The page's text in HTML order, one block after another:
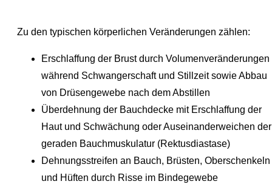
Zu den typischen körperlichen Veränderungen zählen:
Erschlaffung der Brust durch Volumenveränderungen
während Schwangerschaft und Stillzeit sowie Abbau
von Drüsengewebe nach dem Abstillen
Überdehnung der Bauchdecke mit Erschlaffung der
Haut und Schwächung oder Auseinanderweichen der
geraden Bauchmuskulatur (Rektusdiastase)
Dehnungsstreifen an Bauch, Brüsten, Oberschenkeln
und Hüften durch Risse im Bindegewebe